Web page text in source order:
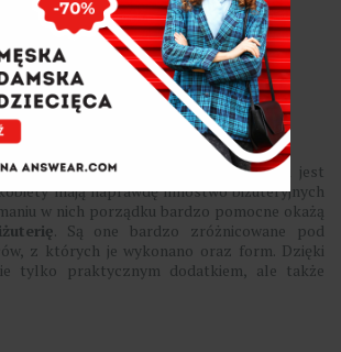
na
– oryginalna
biżuterii
większości kobiecych stylizacji jest
mają naprawdę mnóstwo biżuteryjnych
w nich porządku bardzo pomocne okażą
. Są one bardzo zróżnicowane pod
z których je wykonano oraz form. Dzięki
tylko praktycznym dodatkiem, ale także